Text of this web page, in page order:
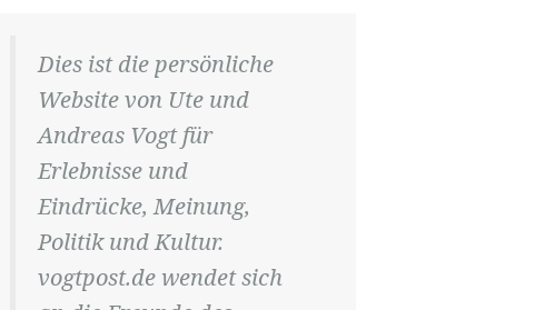
Dies ist die persönliche
Website von Ute und
Andreas Vogt für
Erlebnisse und
Eindrücke, Meinung,
Politik und Kultur.
vogtpost.de wendet sich